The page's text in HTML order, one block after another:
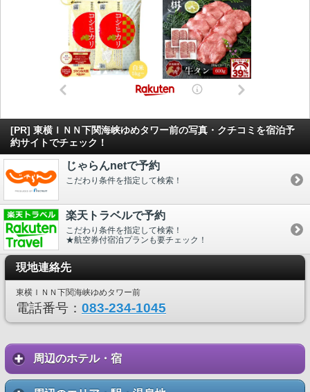
[PR] 東横ＩＮＮ下関海峡ゆめタワー前の写真・クチコミを宿泊予
約サイトでチェック！
じゃらんnetで予約
こだわり条件を指定して検索！
楽天トラベルで予約
こだわり条件を指定して検索！
★航空券付宿泊プランも要チェック！
現地連絡先
東横ＩＮＮ下関海峡ゆめタワー前
電話番号： 083-234-1045
周辺のホテル・宿